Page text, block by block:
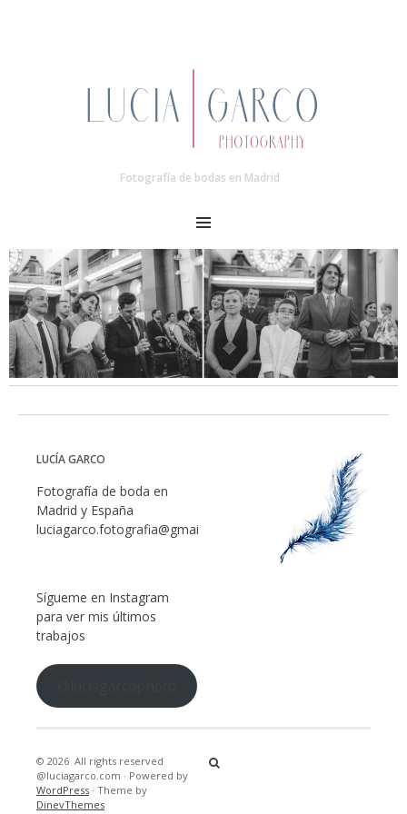
Fotografía de bodas en Madrid
MENU
LUCÍA GARCO
Fotografía de boda en
Madrid y España
luciagarco.fotografia@gmail.com
Sígueme en Instagram
para ver mis últimos
trabajos
© 2026 All rights reserved
@luciagarco.com · Powered by
WordPress · Theme by
DinevThemes